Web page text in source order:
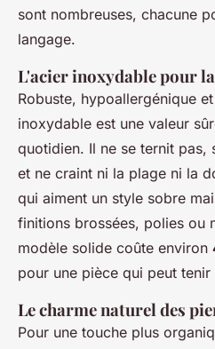
sont nombreuses, chacune
langage.
L'acier inoxydable pour
Robuste, hypoallergénique et
inoxydable est une valeur
quotidien. Il ne se ternit pas,
et ne craint ni la plage ni la
qui aiment un style sobre
finitions brossées, polies ou
modèle solide coûte environ
pour une pièce qui peut tenir
Le charme naturel des
Pour une touche plus